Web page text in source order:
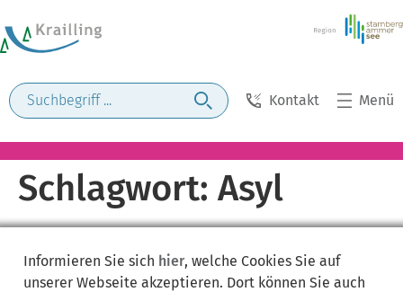
Kontakt Menü
Schlagwort: Asyl
Informieren Sie sich hier, welche Cookies Sie auf
unserer Webseite akzeptieren. Dort können Sie auch